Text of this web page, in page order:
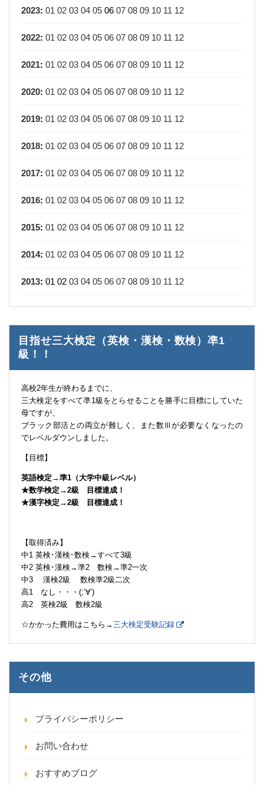
2023: 01 02 03 04 05 06 07 08 09 10 11 12
2022: 01 02 03 04 05 06 07 08 09 10 11 12
2021: 01 02 03 04 05 06 07 08 09 10 11 12
2020: 01 02 03 04 05 06 07 08 09 10 11 12
2019: 01 02 03 04 05 06 07 08 09 10 11 12
2018: 01 02 03 04 05 06 07 08 09 10 11 12
2017: 01 02 03 04 05 06 07 08 09 10 11 12
2016: 01 02 03 04 05 06 07 08 09 10 11 12
2015: 01 02 03 04 05 06 07 08 09 10 11 12
2014: 01 02 03 04 05 06 07 08 09 10 11 12
2013: 01 02 03 04 05 06 07 08 09 10 11 12
目指せ三大検定（英検・漢検・数検）凖1
級！！
高校2年生が終わるまでに、
三大検定をすべて凖1級をとらせることを勝手に目標にしていた
母ですが、
ブラック部活との両立が難しく、また数Ⅲが必要なくなったの
でレベルダウンしました。
【目標】
英語検定→準1（大学中級レベル）
★数学検定→2級 目標達成！
★漢字検定→2級 目標達成！
【取得済み】
中1 英検･漢検･数検→すべて3級
中2 英検･漢検→準2 数検→準2一次
中3 漢検2級 数検準2級二次
高1 なし・・・(;’∀’)
高2 英検2級 数検2級
☆かかった費用はこちら→ 三大検定受験記録
その他
プライバシーポリシー
お問い合わせ
おすすめブログ